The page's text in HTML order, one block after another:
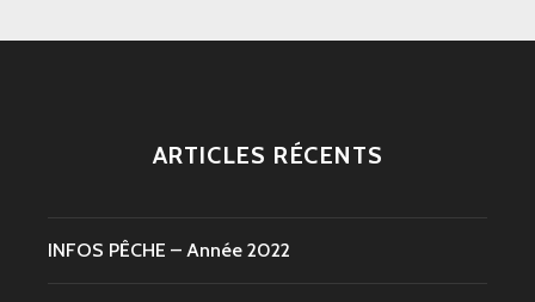
ARTICLES RÉCENTS
INFOS PÊCHE – Année 2022